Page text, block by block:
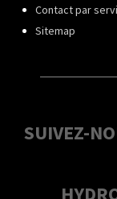
Contact par
Sitemap
SUIVEZ-